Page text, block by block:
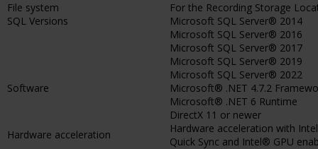
File system
For the Recording Storage
SQL Versions
Microsoft SQL Server® 2014
Microsoft SQL Server® 2016
Microsoft SQL Server® 2017
Microsoft SQL Server® 2019
Microsoft SQL Server® 2022
Software
Microsoft® .NET 4.7.2
Microsoft® .NET 6 Runtime
DirectX 11 or newer
Hardware acceleration
Hardware acceleration with
Quick Sync and Intel® GPU